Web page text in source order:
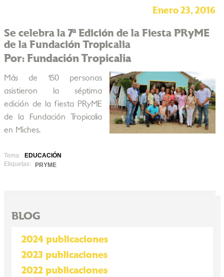
Enero 23, 2016
Se celebra la 7ª Edición de la Fiesta PRyME
de la Fundación Tropicalia
Por: Fundación Tropicalia
Más de 150 personas
asistieron la séptima
edición de la fiesta PRyME
de la Fundación Tropicalia
en Miches.
Tema:
EDUCACIÓN
Etiquetas:
PRYME
BLOG
2024 publicaciones
2023 publicaciones
2022 publicaciones